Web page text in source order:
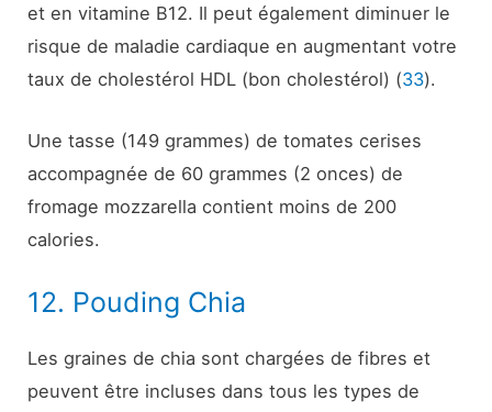
et en vitamine B12. Il peut également diminuer le
risque de maladie cardiaque en augmentant votre
taux de cholestérol HDL (bon cholestérol) (33).
Une tasse (149 grammes) de tomates cerises
accompagnée de 60 grammes (2 onces) de
fromage mozzarella contient moins de 200
calories.
12. Pouding Chia
Les graines de chia sont chargées de fibres et
peuvent être incluses dans tous les types de